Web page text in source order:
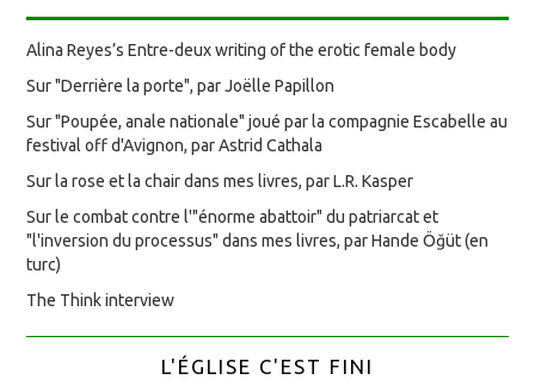
Alina Reyes’s Entre-deux writing of the erotic female body
Sur "Derrière la porte", par Joëlle Papillon
Sur "Poupée, anale nationale" joué par la compagnie Escabelle au
festival off d'Avignon, par Astrid Cathala
Sur la rose et la chair dans mes livres, par L.R. Kasper
Sur le combat contre l'"énorme abattoir" du patriarcat et
"l'inversion du processus" dans mes livres, par Hande Öğüt (en
turc)
The Think interview
L'ÉGLISE C'EST FINI